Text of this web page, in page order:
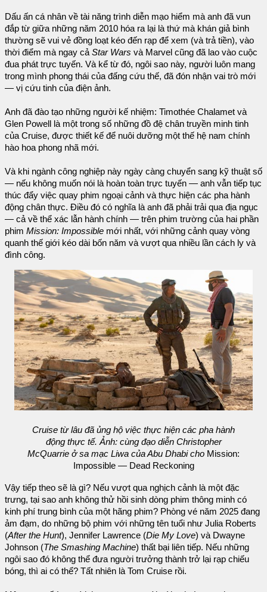
Dấu ấn cá nhân về tài năng trình diễn mạo hiểm mà anh đã vun
đắp từ giữa những năm 2010 hóa ra lại là thứ mà khán giả bình
thường sẽ vui vẻ đồng loạt kéo đến rạp để xem (và trả tiền), vào
thời điểm mà ngay cảStar Wars và Marvel cũng đã lao vào cuộc
đua phát trực tuyến. Và kể từ đó, ngôi sao này, người luôn mang
trong mình phong thái của đấng cứu thế, đã đón nhận vai trò mới
— vị cứu tinh của điện ảnh.
Anh đã đào tạo những người kế nhiệm: Timothée Chalamet và
Glen Powell là một trong số những đồ đệ chân truyền minh tinh
của Cruise, được thiết kế để nuôi dưỡng một thế hệ nam chính
hào hoa phong nhã mới.
Và khi ngành công nghiệp này ngày càng chuyển sang kỹ thuật số
— nếu không muốn nói là hoàn toàn trực tuyến — anh vẫn tiếp tục
thúc đẩy việc quay phim ngoại cảnh và thực hiện các pha hành
động chân thực. Điều đó có nghĩa là anh đã phải trải qua địa ngục
— cả về thể xác lẫn hành chính — trên phim trường của hai phần
phim Mission: Impossible mới nhất, với những cảnh quay vòng
quanh thế giới kéo dài bốn năm và vượt qua nhiều lần cách ly và
đình công.
Cruise từ lâu đã ủng hộ việc thực hiện các pha hành
động thực tế. Ảnh: cùng đạo diễn Christopher
McQuarrie ở sa mạc Liwa của Abu Dhabi cho Mission:
Impossible — Dead Reckoning
Vậy tiếp theo sẽ là gì? Nếu vượt qua nghịch cảnh là một đặc
trưng, tại sao anh không thử hồi sinh dòng phim thông minh có
kinh phí trung bình của một hãng phim? Phòng vé năm 2025 đang
ảm đạm, do những bộ phim với những tên tuổi như Julia Roberts
(After the Hunt), Jennifer Lawrence (Die My Love) và Dwayne
Johnson (The Smashing Machine) thất bại liên tiếp. Nếu những
ngôi sao đó không thể đưa người trưởng thành trở lại rạp chiếu
bóng, thì ai có thể? Tất nhiên là Tom Cruise rồi.